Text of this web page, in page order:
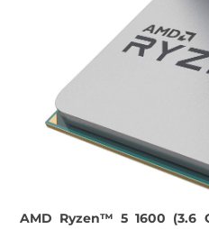
AMD Ryzen™ 5 1600 (3.6